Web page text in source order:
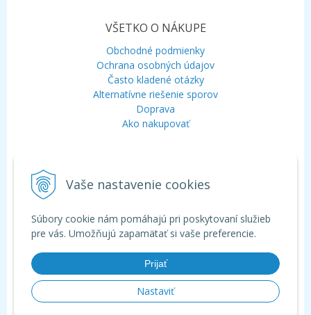
Vaše nastavenie cookies
Súbory cookie nám pomáhajú pri poskytovaní služieb
pre vás. Umožňujú zapamätať si vaše preferencie.
Prijať
Nastaviť
VŠETKO O NÁKUPE
Obchodné podmienky
Ochrana osobných údajov
Často kladené otázky
Alternatívne riešenie sporov
Doprava
Ako nakupovať
Mobil:+421 948 120 323
Chat:WhatsApp
Chat:Viber
© 2026 Aquagarden - široká ponuka produktov pre záhradné a kúpacie